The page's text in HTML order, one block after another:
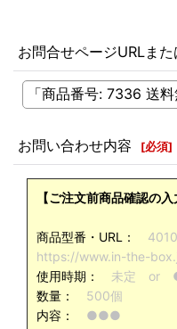
お問合せページURLま
お問い合わせ内容 [必須]
【ご注文前商品確認の入
商品型番・URL：
https://www.in-the-
使用時期： 未定 or
数量： 500個
内容： ●●●